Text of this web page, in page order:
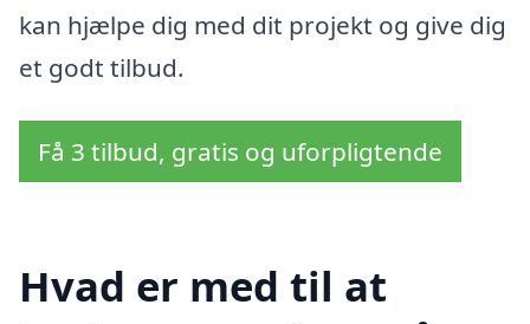
kan hjælpe dig med dit projekt og give dig
et godt tilbud.
Få 3 tilbud, gratis og uforpligtende
Hvad er med til at